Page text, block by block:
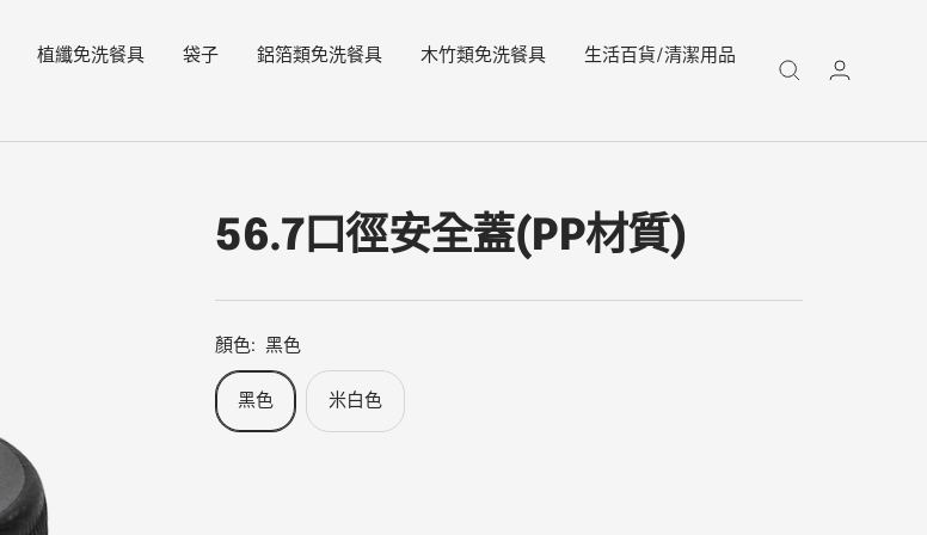
植纖免洗餐具 袋子 鋁箔類免洗餐具 木竹類免洗餐具
生活百貨/清潔用品
56.7口徑安全蓋(PP材質)
顏色: 黑色
黑色 米白色